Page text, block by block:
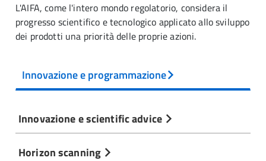
L'AIFA, come l'intero mondo regolatorio, considera il
progresso scientifico e tecnologico applicato allo sviluppo
dei prodotti una priorità delle proprie azioni.
Innovazione e programmazione
Innovazione e scientific advice
Horizon scanning